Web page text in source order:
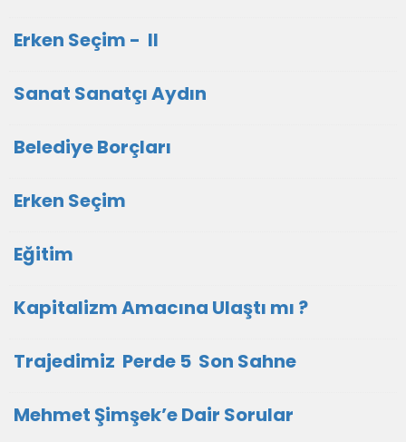
Erken Seçim - II
Sanat Sanatçı Aydın
Belediye Borçları
Erken Seçim
Eğitim
Kapitalizm Amacına Ulaştı mı ?
Trajedimiz Perde 5 Son Sahne
Mehmet Şimşek’e Dair Sorular